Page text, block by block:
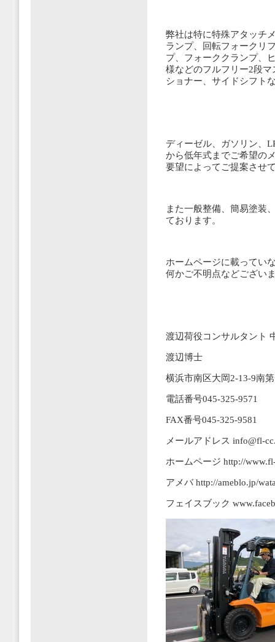
弊社は特に特殊アタッチ
ランプ、回転フォークリ
プ、フォーククランプ、
様などのフルフリー2段
ショナー、サイドシフト
ディーゼル、ガソリン、
から低年式までご希望の
要望によってご提案させ
また一般整備、簡易塗装
ております。
ホームページに載ってい
何かご不明点などござい
渡辺荷役コンサルタント
渡辺博士
横浜市南区大岡2-13-9南
電話番号045-325-9571
FAX番号045-325-9581
メールアドレス info@fl-
ホームページ http://
アメバ http://ameblo.jp/
フェイスブック